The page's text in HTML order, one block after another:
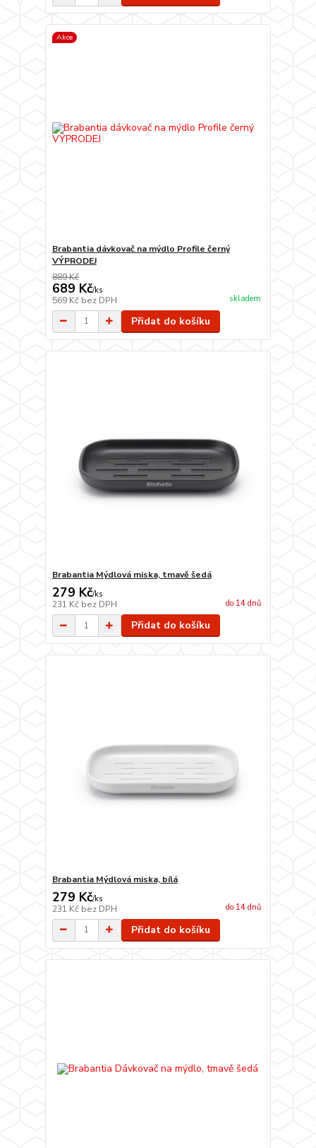
Akce
Brabantia dávkovač na mýdlo Profile černý
VÝPRODEJ
889 Kč
689 Kč/ks
569 Kč bez DPH skladem
Přidat do košíku
Brabantia Mýdlová miska, tmavě šedá
279 Kč/ks
231 Kč bez DPH do 14 dnů
Přidat do košíku
Brabantia Mýdlová miska, bílá
279 Kč/ks
231 Kč bez DPH do 14 dnů
Přidat do košíku